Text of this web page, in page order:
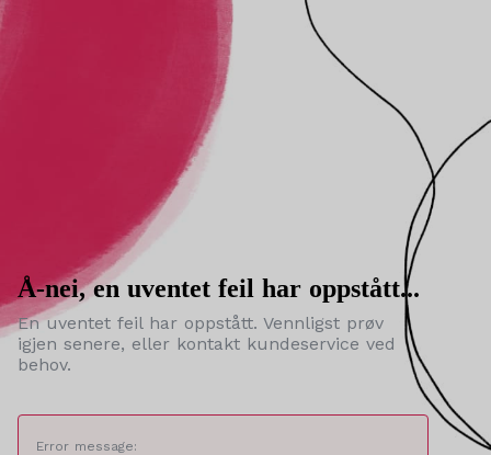
Å-nei, en uventet feil har oppstått...
En uventet feil har oppstått. Vennligst prøv
igjen senere, eller kontakt kundeservice ved
behov.
Error message: